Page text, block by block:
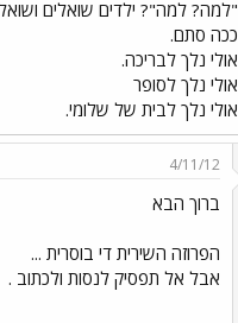
"למה? למה"? ילדים שואלים
ככה סתם.
אולי נלך לבריכה.
אולי נלך לסופר
אולי נלך לבית של שלומי.
4/11/12
ברוך הבא
הפרוזה השירית די בוסרית ...
אבל אל תפסיק לנסות ולכתוב .